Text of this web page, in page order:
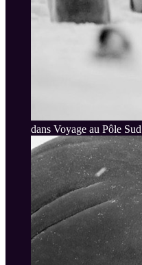
dans Voyage au Pôle Sud